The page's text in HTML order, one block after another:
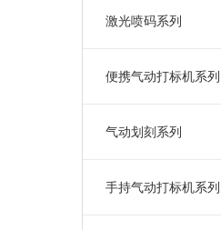
激光喷码系列
便携气动打标机系列
气动划刻系列
手持气动打标机系列